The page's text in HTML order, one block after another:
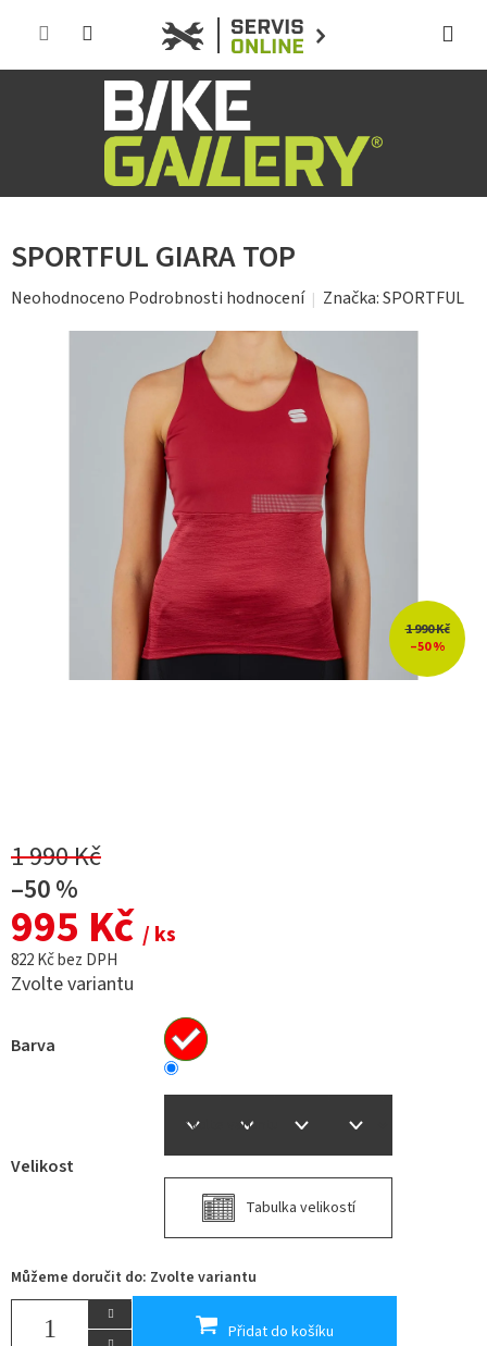
SPORTFUL GIARA TOP
Průměrné
produktu
Neohodnoceno Podrobnosti hodnocení Značka:SPORTFUL
1 990 Kč
–50 %
1 990 Kč
–50 %
995 Kč / ks
822 Kč bez DPH
Zvolte variantu
Barva
Velikost
Tabulka velikostí
Můžeme doručit do: Zvolte variantu
Přidat do košíku